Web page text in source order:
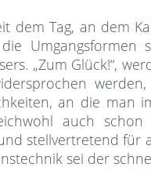
dem Tag, an dem
„Zum Glück!“,
an die man
auch schon
stellvertretend für
sei der